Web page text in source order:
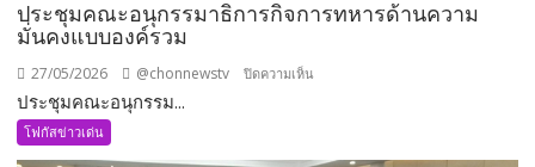
ประชุมคณะอนุกรรมาธิการกิจการทหารด้านความ
มั่นคงแบบองค์รวม
27/05/2026 @chonnewstv ปิดความเห็น
ประชุมคณะอนุกรรม...
โฟกัสข่าวเด่น